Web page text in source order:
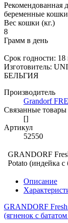
Рекомендованная
беременные
Вес
8
Грамм в
Срок годности: 18
Изготовитель:
БЕЛЬГИЯ
Производитель
Grandorf
Связанные
[]
Артикул
52550
GRANDORF
Potato (индейка с
Описание
GRANDORF
(ягненок с